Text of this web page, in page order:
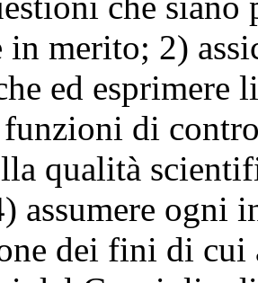
in merito; 2)
ed
funzioni di
qualità
assumere ogni
dei fini di cui